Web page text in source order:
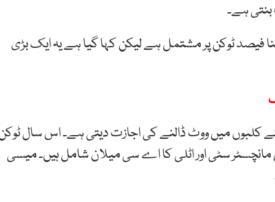
فیصد ٹوکن پر مشتمل ہے لیکن کہا گیا ہے یہ ایک بڑی
کلبوں میں ووٹ ڈالنے کی اجازت دیتی ہے۔ اس سال
سٹی اور اٹلی کا اے سی میلان شامل ہیں۔ میسی